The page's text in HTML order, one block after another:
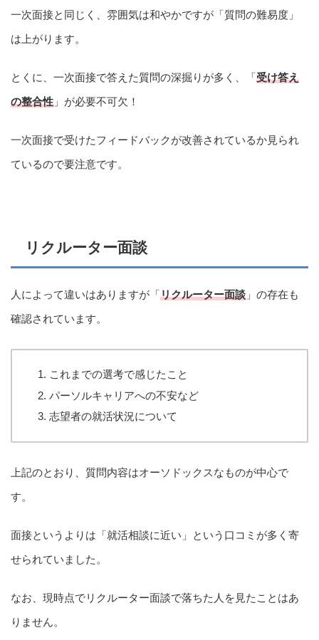
一次面接と同じく、雰囲気は和やかですが「質問の難易度」
は上がります。
とくに、一次面接で答えた質問の深掘りが多く、「受け答え
の整合性 」が必要不可欠！
一次面接で受けたフィードバックが改善されているか見られ
ているので要注意です。
リクルーター面談
人によって違いはありますが「リクルーター面談 」の存在も
確認されています。
これまでの選考で感じたこと
パーソルキャリアへの不安など
志望者の就活状況について
上記のとおり、質問内容はオーソドックスなものが中心で
す。
面接というよりは「就活相談に近い」という口コミが多く寄
せられていました。
なお、現時点でリクルーター面談で落ちた人を見たことはあ
りません。